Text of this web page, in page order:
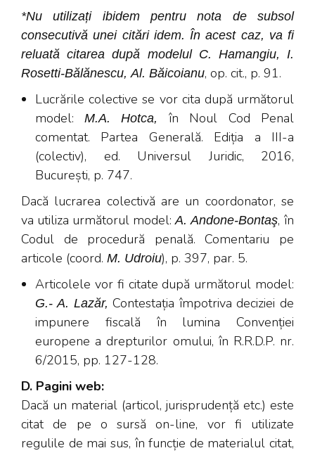
*Nu utilizați ibidem pentru nota de subsol
consecutivă unei citări idem. În acest caz, va fi
reluată citarea după modelul C. Hamangiu, I.
Rosetti-Bălănescu, Al. Băicoianu, op. cit., p. 91.
Lucrările colective se vor cita după următorul
model: M.A. Hotca,
în Noul Cod Penal
comentat. Partea Generală. Ediția a III-a
(colectiv), ed. Universul Juridic, 2016,
București, p. 747.
Dacă lucrarea colectivă are un coordonator, se
va utiliza următorul model:A. Andone-Bontaş, în
Codul de procedură penală. Comentariu pe
articole (coord. M. Udroiu), p. 397, par. 5.
Articolele vor fi citate după următorul model:
G.- A. Lazăr, Contestația împotriva deciziei de
impunere fiscală în lumina Convenției
europene a drepturilor omului, în R.R.D.P. nr.
6/2015, pp. 127-128.
D. Pagini web:
Dacă un material (articol, jurisprudență etc.) este
citat de pe o sursă on-line, vor fi utilizate
regulile de mai sus, în funcție de materialul citat,